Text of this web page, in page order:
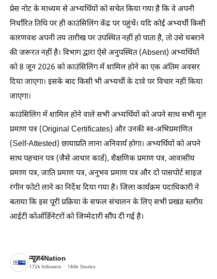
प्रेस नोट के माध्यम से अभ्यर्थियों को सचेत किया गया है कि वे अपनी
निर्धारित तिथि पर ही काउंसिलिंग केंद्र पर पहुंचें। यदि कोई अभ्यर्थी किसी
कारणवश अपनी तय तारीख पर उपस्थित नहीं हो पाता है, तो उसे घबराने
की जरूरत नहीं है। विभाग द्वारा ऐसे अनुपस्थित (Absent) अभ्यर्थियों
को 8 जून 2026 को काउंसिलिंग में शामिल होने का एक अंतिम अवसर
दिया जाएगा। इसके बाद किसी भी अभ्यर्थी के दावे पर विचार नहीं किया
जाएगा।
काउंसिलिंग में शामिल होने वाले सभी अभ्यर्थियों को अपने साथ सभी मूल
प्रमाण पत्र (Original Certificates) और उनकी स्व-अभिप्रमाणित
(Self-Attested) छायाप्रति लाना अनिवार्य होगा। अभ्यर्थियों को अपने
साथ पहचान पत्र (जैसे आधार कार्ड), शैक्षणिक प्रमाण पत्र, आवासीय
प्रमाण पत्र, जाति प्रमाण पत्र, अनुभव प्रमाण पत्र और दो पासपोर्ट साइज
रंगीन फोटो लाने का निर्देश दिया गया है। जिला कार्यक्रम पदाधिकारी ने
बताया कि इस पूरी प्रक्रिया के सफल संचालन के लिए सभी प्रखंड स्तरीय
आईटी कोऑर्डिनेटरों को जिम्मेदारी सौंप दी गई है।
न्यूज़4Nation
172k followers 184k Stories